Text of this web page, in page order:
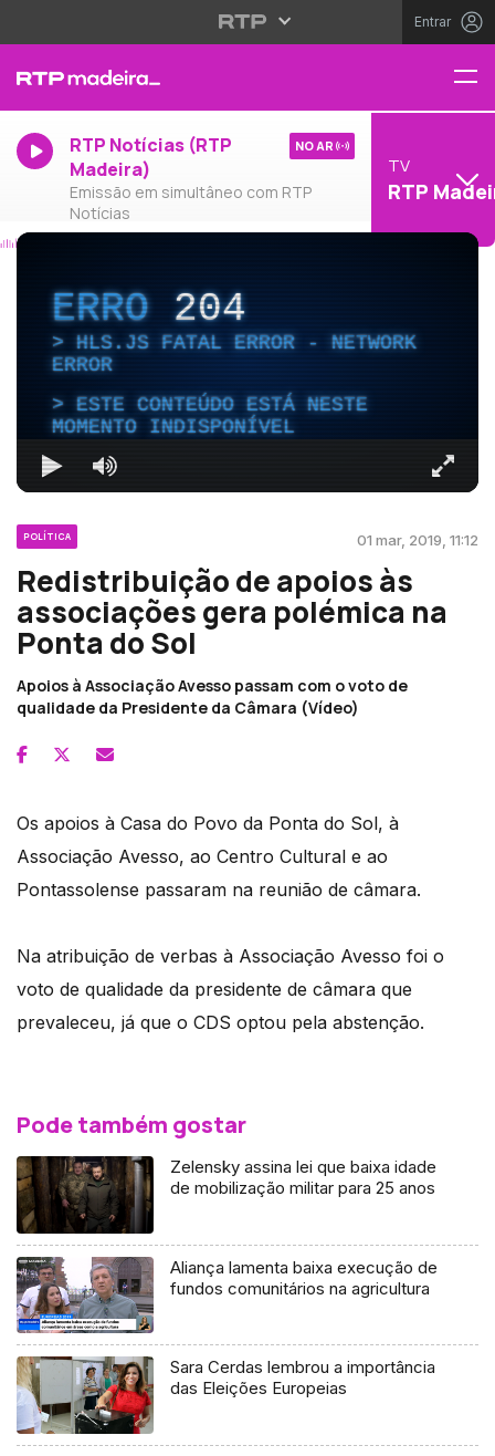
Entrar
RTP Notícias (RTP
Madeira)
Emissão em simultâneo com RTP
Notícias
NO AR
TV
RTP
ERRO204
HLS.JS FATAL ERROR - NETWORK
ERROR
ESTE CONTEÚDO ESTÁ NESTE
MOMENTO INDISPONÍVEL
POLÍTICA 01 mar, 2019, 11:12
Redistribuição de apoios às
associações gera polémica na
Ponta do Sol
Apoios à Associação Avesso passam com o voto de
qualidade da Presidente da Câmara (Vídeo)
Os apoios à Casa do Povo da Ponta do Sol, à
Associação Avesso, ao Centro Cultural e ao
Pontassolense passaram na reunião de câmara.
Na atribuição de verbas à Associação Avesso foi o
voto de qualidade da presidente de câmara que
prevaleceu, já que o CDS optou pela abstenção.
Pode também gostar
Zelensky assina lei que baixa idade
de mobilização militar para 25 anos
Aliança lamenta baixa execução de
fundos comunitários na agricultura
Sara Cerdas lembrou a importância
das Eleições Europeias